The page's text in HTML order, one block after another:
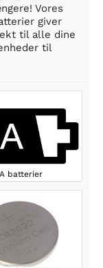
Vores
giver
til alle dine
til
batterier